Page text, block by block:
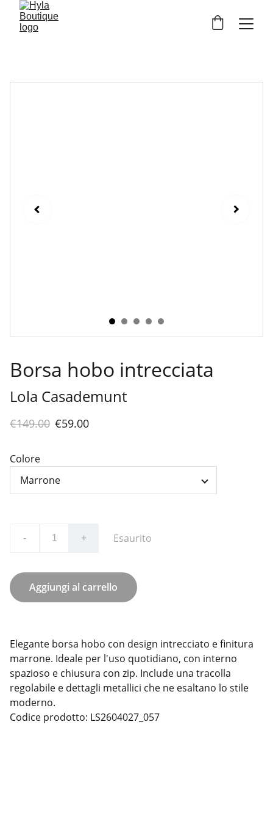
Borsa hobo intrecciata
Lola Casademunt
€149.00 €59.00
Colore
- + Esaurito
Aggiungi al carrello
Elegante borsa hobo con design intrecciato e finitura
marrone. Ideale per l'uso quotidiano, con interno
spazioso e chiusura con zip. Include una tracolla
regolabile e dettagli metallici che ne esaltano lo stile
moderno.
Codice prodotto: LS2604027_057